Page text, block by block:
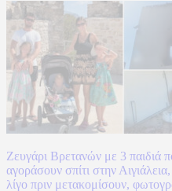
Ζευγάρι Βρετανών με 3 παιδιά
αγοράσουν σπίτι στην
λίγο πριν μετακομίσουν,